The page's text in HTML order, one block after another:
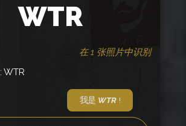
WTR
在 1 张照片中识别
: WTR
我是 WTR !